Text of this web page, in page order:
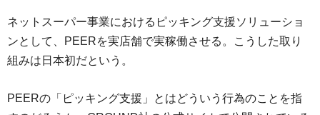
ネットスーパー事業におけるピッキング支援ソリューショ
ンとして、PEERを実店舗で実稼働させる。こうした取り
組みは日本初だという。
PEERの「ピッキング支援」とはどういう行為のことを指